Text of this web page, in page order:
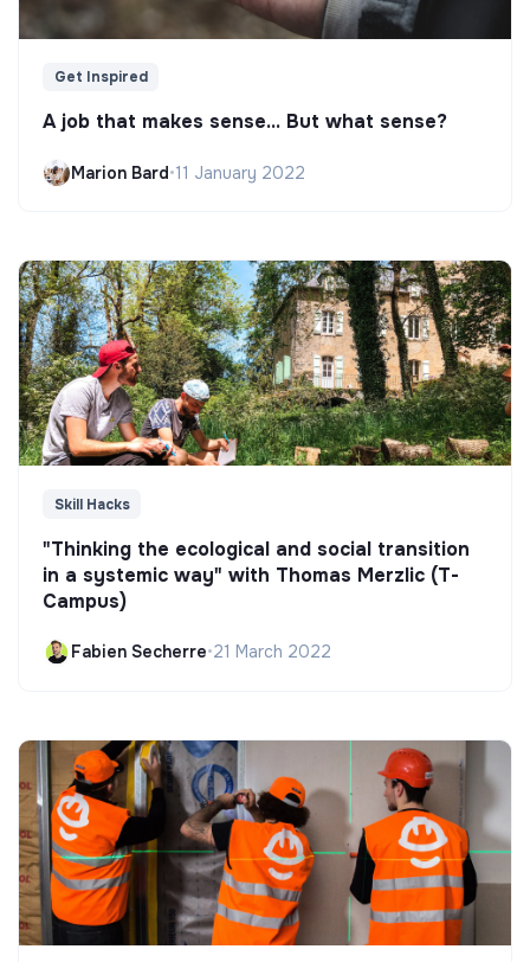
Get Inspired
A job that makes sense... But what sense?
Marion Bard•11 January 2022
Skill Hacks
"Thinking the ecological and social transition
in a systemic way" with Thomas Merzlic (T-
Campus)
Fabien Secherre•21 March 2022